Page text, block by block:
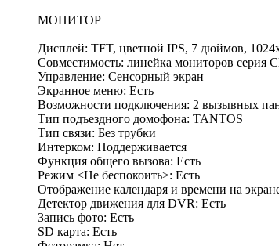
МОНИТОР
Дисплей: TFT, цветной IPS, 7 дюймов,
Совместимость: линейка мониторов серия
Управление: Сенсорный экран
Экранное меню: Есть
Возможности подключения: 2 вызывных
Тип подъездного домофона: TANTOS
Тип связи: Без трубки
Интерком: Поддерживается
Функция общего вызова: Есть
Режим <Не беспокоить>: Есть
Отображение календаря и времени на
Детектор движения для DVR: Есть
Запись фото: Есть
SD карта: Есть